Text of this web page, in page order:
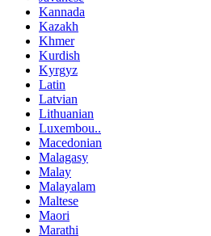
Kannada
Kazakh
Khmer
Kurdish
Kyrgyz
Latin
Latvian
Lithuanian
Luxembou..
Macedonian
Malagasy
Malay
Malayalam
Maltese
Maori
Marathi